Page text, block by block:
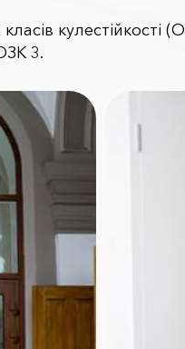
кулестійкості
3.